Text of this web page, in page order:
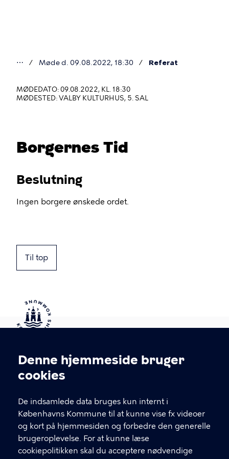
Cookieindstillinger
Denne hjemmeside bruger
cookies
De indsamlede data bruges kun internt i
Københavns Kommune til at kunne vise fx videoer
og kort på hjemmesiden og forbedre den generelle
brugeroplevelse. For at kunne læse
cookiepolitikken skal du acceptere nødvendige
er
her
⋯ Møde d. 09.08.2022, 18:30 Referat
MØDEDATO: 09.08.2022, KL. 18:30
MØDESTED: VALBY KULTURHUS, 5. SAL
Borgernes Tid
Beslutning
Ingen borgere ønskede ordet.
Til top
Kontakt Københavns Kommune
T
fFind andre kontakter her
CVR-nummer64942212
GENVEJE